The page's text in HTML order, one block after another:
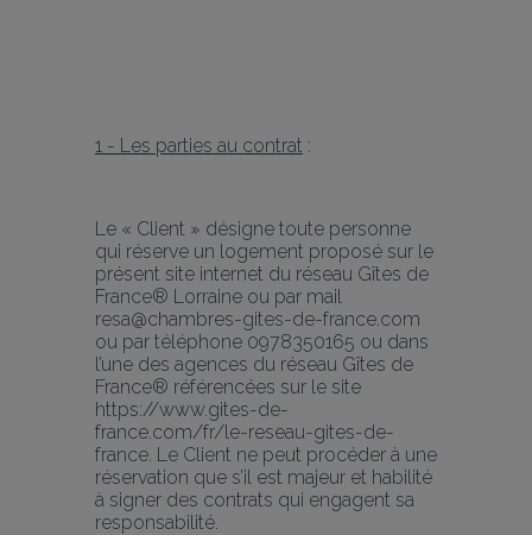
1 - Les parties au contrat :
Le « Client » désigne toute personne
qui réserve un logement proposé sur le
présent site internet du réseau Gîtes de
France® Lorraine ou par mail
resa@chambres-gites-de-france.com
ou par téléphone 0978350165 ou dans
l’une des agences du réseau Gîtes de
France® référencées sur le site
https://www.gites-de-
france.com/fr/le-reseau-gites-de-
france. Le Client ne peut procéder à une
réservation que s’il est majeur et habilité
à signer des contrats qui engagent sa
responsabilité.